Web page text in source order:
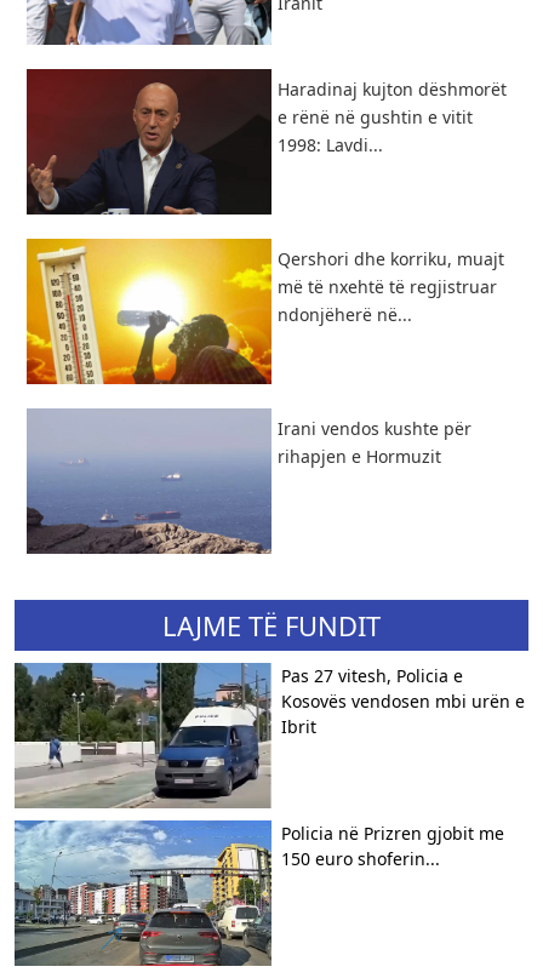
Haradinaj kujton dëshmorët
e rënë në gushtin e vitit
1998: Lavdi...
Qershori dhe korriku, muajt
më të nxehtë të regjistruar
ndonjëherë në...
Irani vendos kushte për
rihapjen e Hormuzit
LAJME TË FUNDIT
Pas 27 vitesh, Policia e
Kosovës vendosen mbi urën e
Ibrit
Policia në Prizren gjobit me
150 euro shoferin...